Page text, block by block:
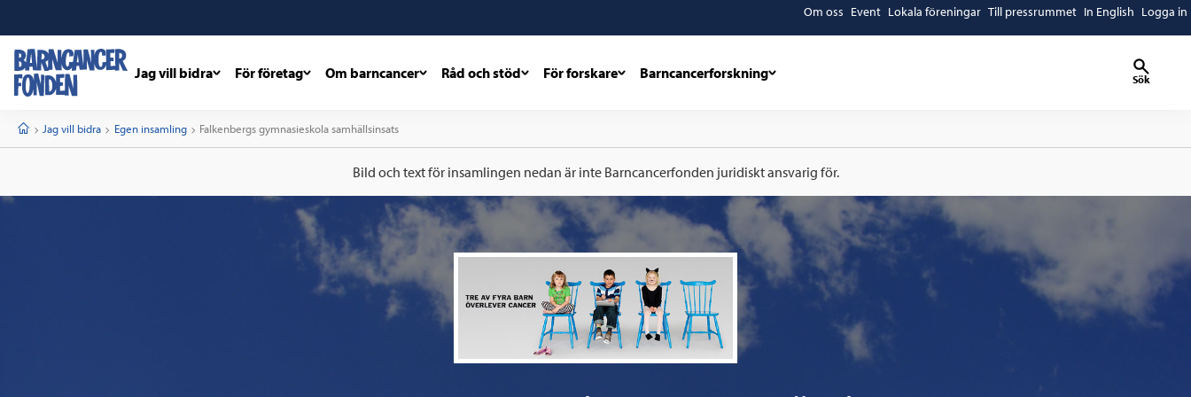
Om oss Event Lokala föreningar Till pressrummet In English Logga in
Jag vill bidra För företag Om barncancer Råd och stöd För forskare Barncancerforskning Sök
StartJag vill bidra Egen insamling Current:
Falkenbergs gymnasieskola samhällsinsats
Bild och text för insamlingen nedan är inte Barncancerfonden juridiskt ansvarig för.